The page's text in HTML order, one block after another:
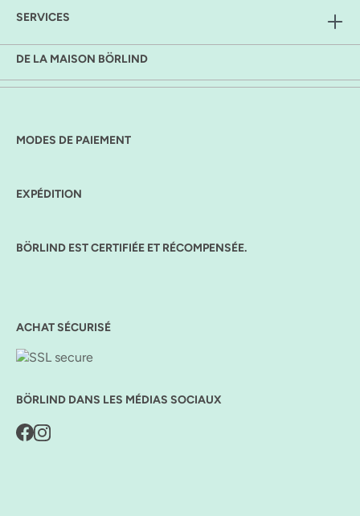
SERVICES
DE LA MAISON BÖRLIND
MODES DE PAIEMENT
EXPÉDITION
BÖRLIND EST CERTIFIÉE ET RÉCOMPENSÉE.
ACHAT SÉCURISÉ
BÖRLIND DANS LES MÉDIAS SOCIAUX